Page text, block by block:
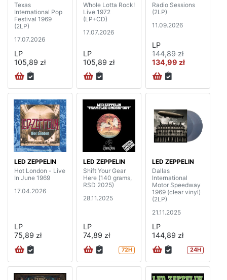
Texas
International Pop
Festival 1969
(2LP)
17.07.2026
LP
105,89 zł
Whole Lotta Rock!
Live 1972
(LP+CD)
17.07.2026
LP
105,89 zł
Radio Sessions
(2LP)
11.09.2026
LP
144,89 zł
134,99 zł
LED ZEPPELIN
Hot London - Live
In June 1969
17.04.2026
LP
75,89 zł
LED ZEPPELIN
Shift Your Gear
Here (140 grams,
RSD 2025)
28.11.2025
LP
74,89 zł
72H
LED ZEPPELIN
Dallas
International
Motor Speedway
1969 (clear vinyl)
(2LP)
21.11.2025
LP
144,89 zł
24H